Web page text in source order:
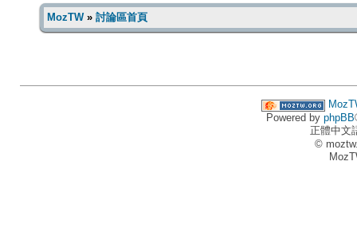
MozTW» 討論區首頁
Powered by phpBB
正體中文
©